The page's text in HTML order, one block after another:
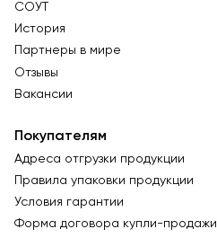
СОУТ
История
Партнеры в мире
Отзывы
Вакансии
Покупателям
Адреса отгрузки продукции
Правила упаковки продукции
Условия гарантии
Форма договора купли-продажи